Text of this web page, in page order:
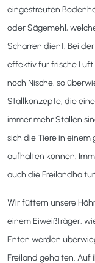
eingestreuten
oder Sägemehl,
Scharren dient. Bei
effektiv für frische Luft
noch Nische, so
Stallkonzepte, die
immer mehr Ställen
sich die Tiere in
aufhalten können.
auch die
Wir füttern unsere
einem Eiweißträger,
Enten werden
Freiland gehalten. Auf